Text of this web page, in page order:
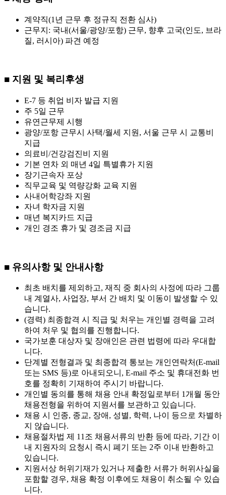
계약직(1년 근무 후 정규직 전환 심사)
근무지: 국내(서울/광양/포항) 근무, 향후 고국(인도, 브라
질, 러시아) 파견 예정
■ 지원 및 복리후생
E-7 등 취업 비자 발급 지원
주 5일 근무
유연근무제 시행
광양/포항 근무시 사택/월세 지원, 서울 근무 시 교통비
지급
의료비/건강검진비 지원
기본 연차 외 매년 4일 특별휴가 지원
장기근속자 포상
직무교육 및 역량강화 교육 지원
사내어학강좌 지원
자녀 학자금 지원
매년 복지카드 지급
개인 경조 휴가 및 경조금 지급
■ 유의사항 및 안내사항
최초 배치를 제외하고, 재직 중 회사의 사정에 따라 그룹
내 계열사, 사업장, 부서 간 배치 및 이동이 발생할 수 있
습니다.
(경력) 최종합격 시 직급 및 처우는 개인별 경력을 고려
하여 처우 및 협의를 진행합니다.
국가보훈 대상자 및 장애인은 관련 법령에 따라 우대합
니다.
단계별 전형결과 및 최종합격 통보는 개인연락처(E-mail
또는 SMS 등)로 아내되오니, E-mail 주소 및 휴대전화 번
호를 정확히 기재하여 주시기 바랍니다.
개인별 동의를 통해 채용 안내 확정일로부터 1개월 동안
채용전형을 위하여 지원서를 보관하고 있습니다.
채용 시 인종, 종교, 장애, 성별, 학력, 나이 등으로 차별하
지 않습니다.
채용절차법 제 11조 채용서류의 반환 등에 따라, 기간 이
내 지원자의 요청시 즉시 폐기 또는 2주 이내 반환하고
있습니다.
지원서상 허위기재가 있거나 제출한 서류가 허위사실을
포함할 경우, 채용 확정 이후에도 채용이 취소될 수 있습
니다.